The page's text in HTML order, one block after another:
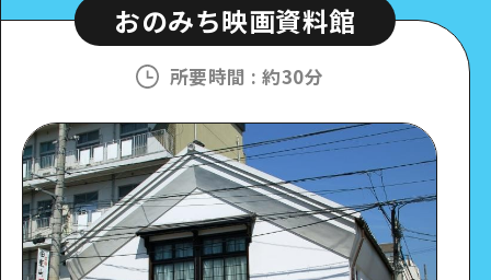
おのみち映画資料館
所要時間 :約30分